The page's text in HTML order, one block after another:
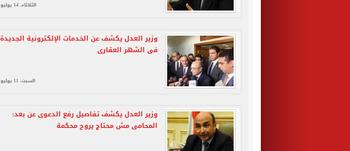
الثلاثاء، 14 يوليو 2020 03:11 م
وزير العدل يكشف عن الخدمات الإلكترونية الجديدة
فى الشهر العقارى
السبت، 11 يوليو 2020 11:50 م
وزير العدل يكشف تفاصيل رفع الدعوى عن بعد:
المحامى مش محتاج يروح محكمة